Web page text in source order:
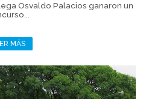
Osvaldo Palacios ganaron un
MÁS